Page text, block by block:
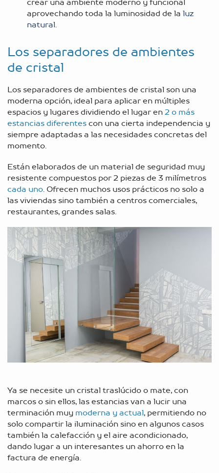
crear una ambiente moderno y funcional
aprovechando toda la luminosidad de la luz
natural.
Los separadores de ambientes
de cristal
Los separadores de ambientes de cristal son una
moderna opción, ideal para aplicar en múltiples
espacios y lugares dividiendo el lugar en2 o más
estancias diferentescon una cierta independencia y
siempre adaptadas a las necesidades concretas del
momento.
Están elaborados de un material de seguridad muy
resistente compuestos por 2 piezas de 3 milímetros
cada uno. Ofrecen muchos usos prácticos no solo a
las viviendas sino también a centros comerciales,
restaurantes, grandes salas.
Ya se necesite un cristal traslúcido o mate, con
marcos o sin ellos, las estancias van a lucir una
terminación muy moderna y actual, permitiendo no
solo compartir la iluminación sino en algunos casos
también la calefacción y el aire acondicionado,
dando lugar a un interesantes un ahorro en la
factura de energía.